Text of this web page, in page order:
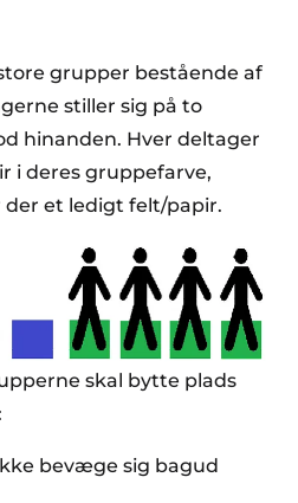
grupper bestående af
stiller sig på to
hinanden. Hver deltager
i deres gruppefarve,
der et ledigt felt/papir.
skal bytte plads
bevæge sig bagud